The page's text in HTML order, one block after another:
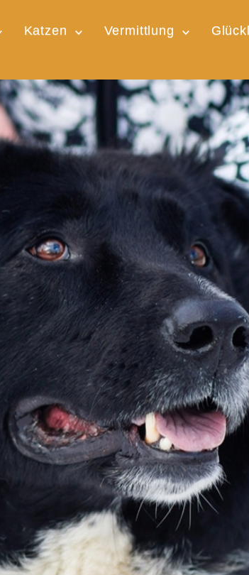
Katzen Vermittlung